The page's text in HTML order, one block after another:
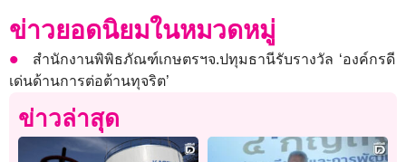
ข่าวยอดนิยมในหมวดหมู่
สำนักงานพิพิธภัณฑ์เกษตรฯจ.ปทุมธานีรับรางวัล ‘องค์กรดี
เด่นด้านการต่อต้านทุจริต’
ข่าวล่าสุด